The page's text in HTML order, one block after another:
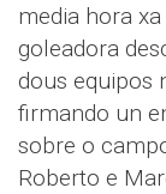
media hora
goleadora
dous equipos
firmando un
sobre o
Roberto e